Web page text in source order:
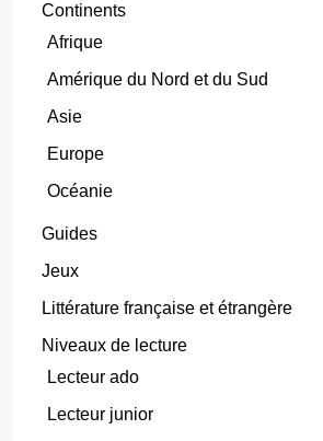
Continents
Afrique
Amérique du Nord et du Sud
Asie
Europe
Océanie
Guides
Jeux
Littérature française et étrangère
Niveaux de lecture
Lecteur ado
Lecteur junior